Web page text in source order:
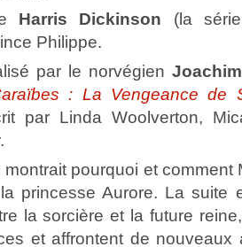
Harris Dickinson (la
Philippe.
par le norvégien
: La Vengeance de
par Linda Woolverton,
montrait pourquoi et comment
princesse Aurore. La suite
la sorcière et la future
et affrontent de